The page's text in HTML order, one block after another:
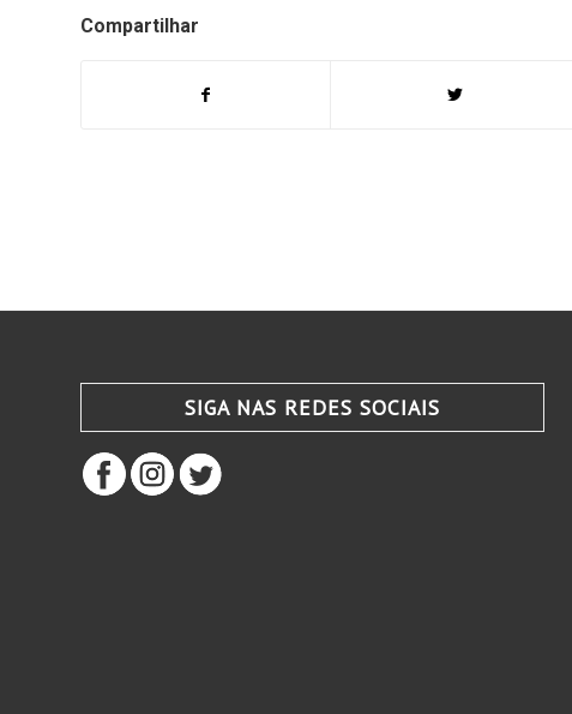
Compartilhar
SIGA NAS REDES SOCIAIS